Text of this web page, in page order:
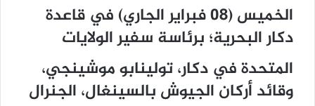
الخميس (08 فبراير الجاري) في قاعدة
دكار البحرية؛ برئاسة سفير الولايات
المتحدة في دكار، تولينابو موشينجي،
وقائد أركان الجيوش بالسينغال، الجنرال